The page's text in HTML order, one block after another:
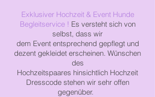
Exklusiver Hochzeit & Event Hunde
Begleitservice ! Es versteht sich von
selbst, dass wir
dem Event entsprechend gepflegt und
dezent gekleidet erscheinen. Wünschen
des
Hochzeitspaares hinsichtlich Hochzeit
Dresscode stehen wir sehr offen
gegenüber.